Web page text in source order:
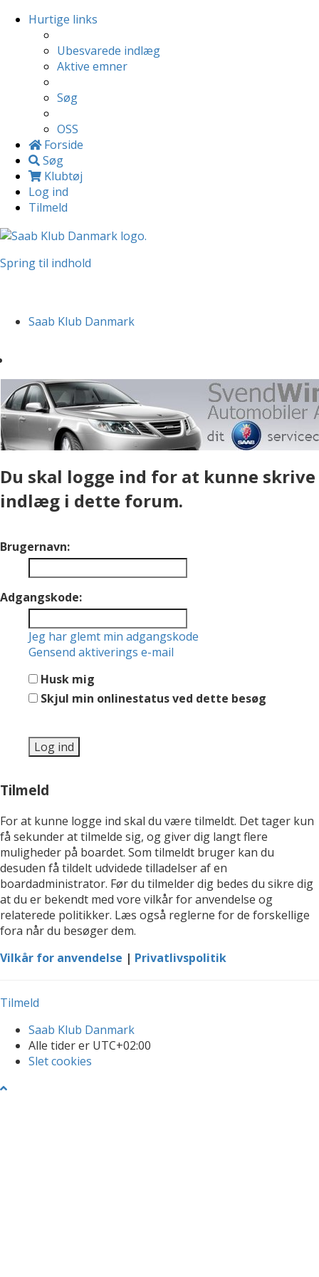
Hurtige links
Ubesvarede indlæg
Aktive emner
Søg
OSS
Forside
Søg
Klubtøj
Log ind
Tilmeld
Spring til indhold
Saab Klub Danmark
Du skal logge ind for at kunne skrive
indlæg i dette forum.
Brugernavn:
Adgangskode:
Jeg har glemt min adgangskode
Gensend aktiverings e-mail
Husk mig
Skjul min onlinestatus ved dette besøg
Tilmeld
For at kunne logge ind skal du være tilmeldt. Det tager kun
få sekunder at tilmelde sig, og giver dig langt flere
muligheder på boardet. Som tilmeldt bruger kan du
desuden få tildelt udvidede tilladelser af en
boardadministrator. Før du tilmelder dig bedes du sikre dig
at du er bekendt med vore vilkår for anvendelse og
relaterede politikker. Læs også reglerne for de forskellige
fora når du besøger dem.
Vilkår for anvendelse | Privatlivspolitik
Tilmeld
Saab Klub Danmark
Alle tider er UTC+02:00
Slet cookies